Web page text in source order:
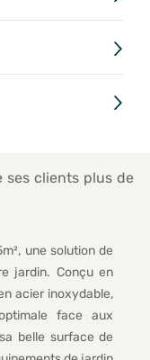
une solution de
jardin. Conçu en
acier inoxydable,
face aux
belle surface de